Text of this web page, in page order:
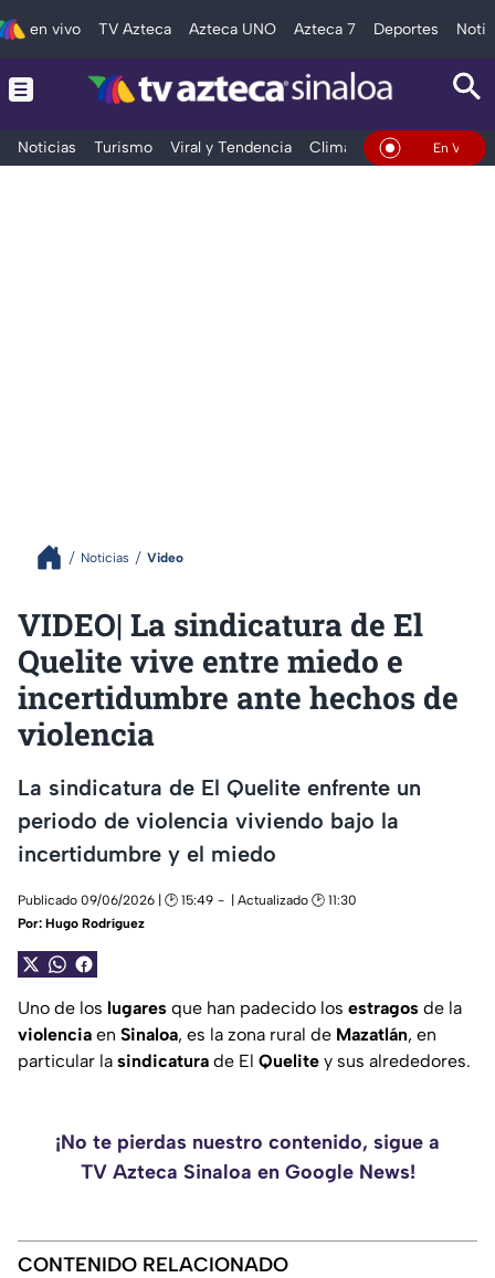
en vivo TV Azteca Azteca UNO Azteca 7 Deportes
Noticias Turismo Viral y Tendencia Clima DeportesEn Vivo
Noticias Video
VIDEO| La sindicatura de El
Quelite vive entre miedo e
incertidumbre ante hechos de
violencia
La sindicatura de El Quelite enfrente un
periodo de violencia viviendo bajo la
incertidumbre y el miedo
Publicado 09/06/2026 | 🕑 15:49
| Actualizado 🕑 11:30
Por: Hugo Rodríguez
Uno de los lugares que han padecido los estragos de la
violencia en Sinaloa, es la zona rural de Mazatlán, en
particular la sindicatura de El Quelite y sus alrededores.
¡No te pierdas nuestro contenido, sigue a
TV Azteca Sinaloa en Google News!
CONTENIDO RELACIONADO